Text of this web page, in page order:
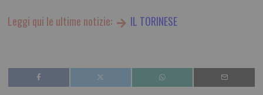
Leggi qui le ultime notizie: IL TORINESE